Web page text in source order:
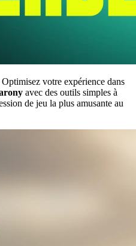
Optimisez votre expérience dans
avec des outils simples à
de jeu la plus amusante au